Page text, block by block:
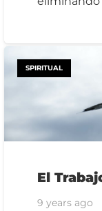
SPIRITUAL
El
9 years ago